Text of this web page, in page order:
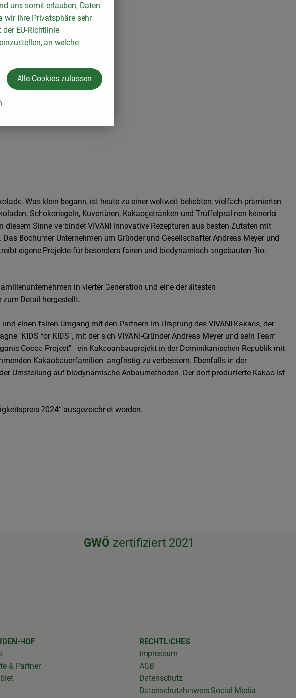
Was klein begann, ist heute zu einer weltweit beliebten, vielfach-prämierten
Schokoriegeln, Kuvertüren, Kakaogetränken und Trüffelpralinen keinerlei
Sinne verbindet VIVANI innovative Rezepturen aus besten Zutaten mit
Bochumer Unternehmen um Gründer und Gesellschafter Andreas Meyer und
eigene Projekte für besonders fairen und biodynamisch-angebauten Bio-
in vierter Generation und eine der ältesten
zum Detail hergestellt.
einen fairen Umgang mit den Partnern im Ursprung des VIVANI Kakaos, der
"KIDS for KIDS", mit der sich VIVANI-Gründer Andreas Meyer und sein Team
Cocoa Project" - ein Kakaoanbauprojekt in der Dominikanischen Republik mit
Kakaobauerfamilien langfristig zu verbessern. Ebenfalls in der
Umstellung auf biodynamische Anbaumethoden. Der dort produzierte Kakao ist
2024“ ausgezeichnet worden.
gertrudenhof.weissenthurm/
GWÖ zertifiziert 2021
HOF
& Partner
RECHTLICHES
Impressum
AGB
Datenschutz
Datenschutzhinweis Social Media
uns somit erlauben, Daten
wir Ihre Privatsphäre sehr
EU-Richtlinie
an welche
Alle Cookies zulassen